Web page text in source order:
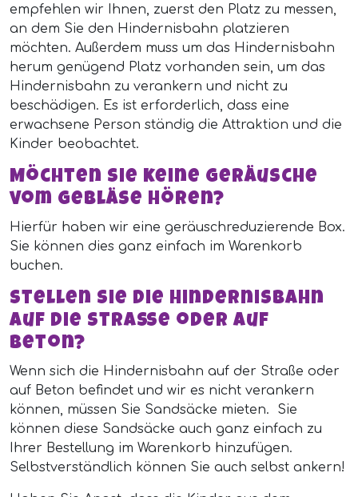
empfehlen wir Ihnen, zuerst den Platz zu messen,
an dem Sie den Hindernisbahn platzieren
möchten. Außerdem muss um das Hindernisbahn
herum genügend Platz vorhanden sein, um das
Hindernisbahn zu verankern und nicht zu
beschädigen. Es ist erforderlich, dass eine
erwachsene Person ständig die Attraktion und die
Kinder beobachtet.
Möchten Sie keine Geräusche
vom Gebläse hören?
Hierfür haben wir eine geräuschreduzierende Box.
Sie können dies ganz einfach im Warenkorb
buchen.
Stellen Sie die Hindernisbahn
auf die Straße oder auf
Beton?
Wenn sich die Hindernisbahn auf der Straße oder
auf Beton befindet und wir es nicht verankern
können, müssen Sie Sandsäcke mieten. Sie
können diese Sandsäcke auch ganz einfach zu
Ihrer Bestellung im Warenkorb hinzufügen.
Selbstverständlich können Sie auch selbst ankern!